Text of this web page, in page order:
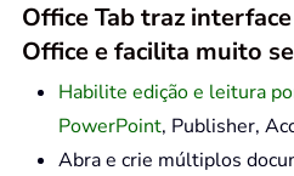
Office Tab traz
Office e facilita muito
Habilite edição e leitura
PowerPoint, Publisher,
Abra e crie múltiplos